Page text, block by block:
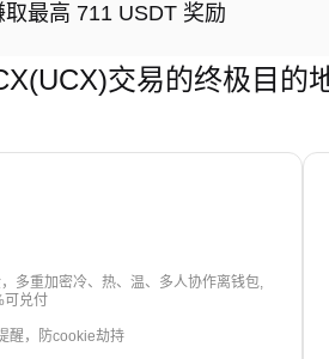
取最高 711 USDT 奖励
交易的终极目的
多重加密冷、热、温、多人协作离钱包,
可兑付
醒，防cookie劫持